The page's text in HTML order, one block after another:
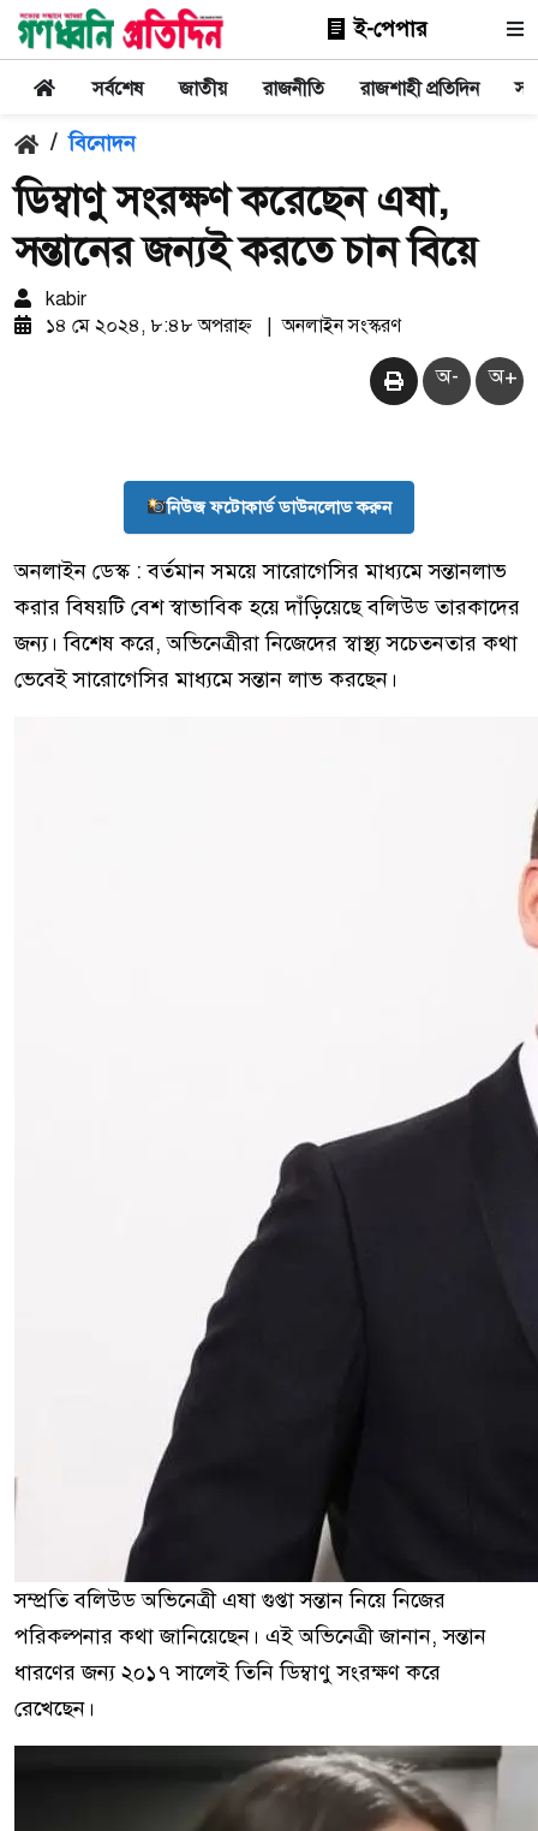
ই-পেপার
সর্বশেষ জাতীয় রাজনীতি রাজশাহী প্রতিদিন
/ বিনোদন
ডিম্বাণু সংরক্ষণ করেছেন এষা,
সন্তানের জন্যই করতে চান বিয়ে
kabir
১৪ মে ২০২৪, ৮:৪৮ অপরাহ্ন
| অনলাইন সংস্করণ
অ- অ+
নিউজ ফটোকার্ড ডাউনলোড করুন
অনলাইন ডেস্ক : বর্তমান সময়ে সারোগেসির মাধ্যমে সন্তানলাভ
করার বিষয়টি বেশ স্বাভাবিক হয়ে দাঁড়িয়েছে বলিউড তারকাদের
জন্য। বিশেষ করে, অভিনেত্রীরা নিজেদের স্বাস্থ্য সচেতনতার কথা
ভেবেই সারোগেসির মাধ্যমে সন্তান লাভ করছেন।
সম্প্রতি বলিউড অভিনেত্রী এষা গুপ্তা সন্তান নিয়ে নিজের
পরিকল্পনার কথা জানিয়েছেন। এই অভিনেত্রী জানান, সন্তান
ধারণের জন্য ২০১৭ সালেই তিনি ডিম্বাণু সংরক্ষণ করে
রেখেছেন।